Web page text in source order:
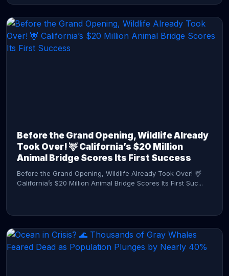
Before the Grand Opening, Wildlife Already
Took Over! 🦌 California’s $20 Million
Animal Bridge Scores Its First Success
Before the Grand Opening, Wildlife Already Took Over! 🦌
California’s $20 Million Animal Bridge Scores Its First Suc...